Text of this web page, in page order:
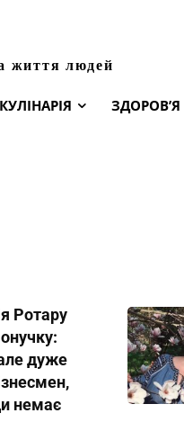
життя людей
КУЛІНАРІЯ ЗДОРОВ’Я
Ротару
дуже
немає